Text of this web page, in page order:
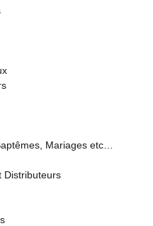
Mariages etc…
Distributeurs